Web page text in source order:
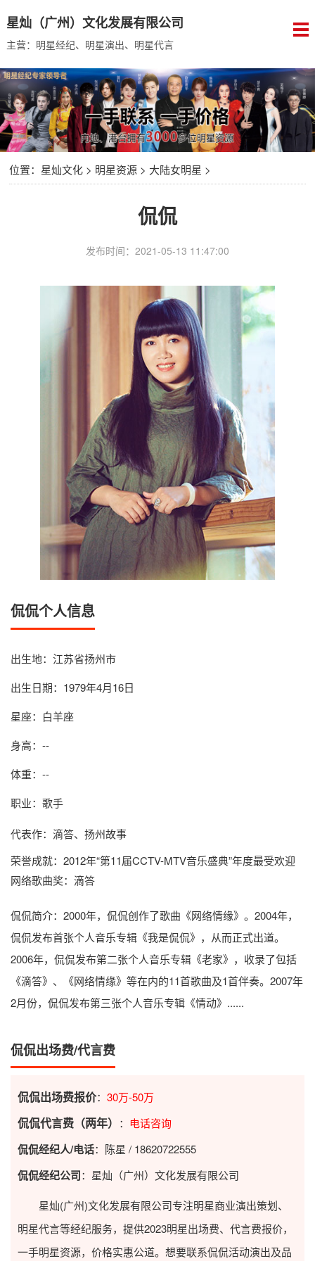
星灿（广州）文化发展有限公司
主营：明星经纪、明星演出、明星代言
位置： 星灿文化> 明星资源> 大陆女明星 >
侃侃
发布时间：2021-05-13 11:47:00
侃侃个人信息
出生地：江苏省扬州市
出生日期：1979年4月16日
星座：白羊座
身高：--
体重：--
职业：歌手
代表作：滴答、扬州故事
荣誉成就：2012年“第11届CCTV-MTV音乐盛典”年度最受欢迎
网络歌曲奖：滴答
侃侃简介：2000年，侃侃创作了歌曲《网络情缘》。2004年，
侃侃发布首张个人音乐专辑《我是侃侃》，从而正式出道。
2006年，侃侃发布第二张个人音乐专辑《老家》，收录了包括
《滴答》、《网络情缘》等在内的11首歌曲及1首伴奏。2007年
2月份，侃侃发布第三张个人音乐专辑《情动》......
侃侃出场费/代言费
侃侃出场费报价： 30万-50万
侃侃代言费（两年） ： 电话咨询
侃侃经纪人/电话：陈星 / 18620722555
侃侃经纪公司：星灿（广州）文化发展有限公司
星灿(广州)文化发展有限公司专注明星商业演出策划、
明星代言等经纪服务，提供2023明星出场费、代言费报价，
一手明星资源，价格实惠公道。想要联系侃侃活动演出及品